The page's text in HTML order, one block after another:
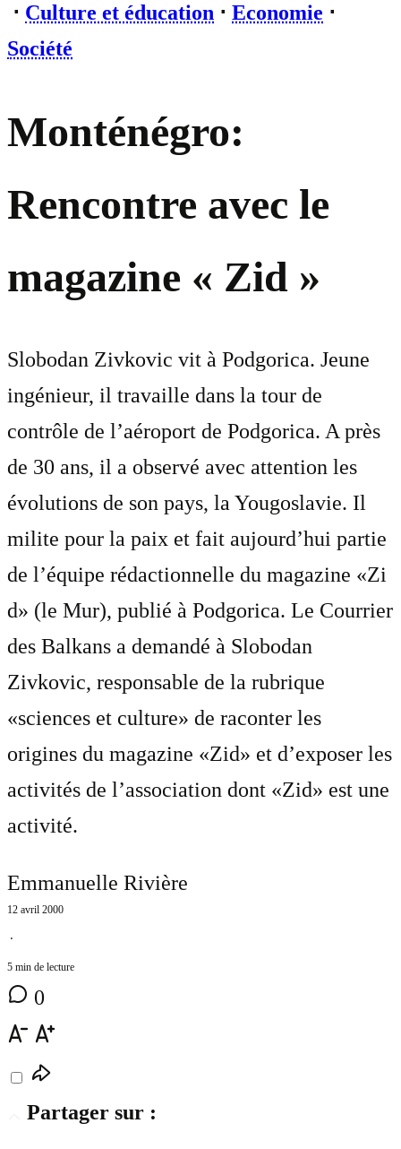
⋅ Culture et éducation ⋅ Economie ⋅
Société
Monténégro:
Rencontre avec le
magazine « Zid »
Slobodan Zivkovic vit à Podgorica. Jeune
ingénieur, il travaille dans la tour de
contrôle de l’aéroport de Podgorica. A près
de 30 ans, il a observé avec attention les
évolutions de son pays, la Yougoslavie. Il
milite pour la paix et fait aujourd’hui partie
de l’équipe rédactionnelle du magazine «Zi
d» (le Mur), publié à Podgorica. Le Courrier
des Balkans a demandé à Slobodan
Zivkovic, responsable de la rubrique
«sciences et culture» de raconter les
origines du magazine «Zid» et d’exposer les
activités de l’association dont «Zid» est une
activité.
Emmanuelle Rivière
12 avril 2000
⋅
5 min de lecture
0
Partager sur :